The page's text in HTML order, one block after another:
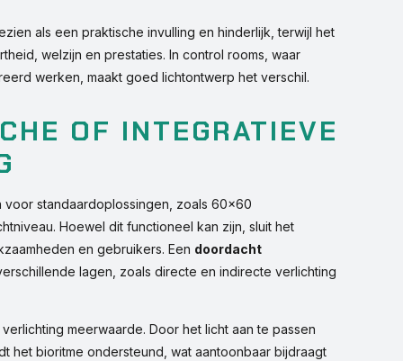
als een praktische invulling en hinderlijk, terwijl het
welzijn en prestaties. In control rooms, waar
werken, maakt goed lichtontwerp het verschil.
OF INTEGRATIEVE
standaardoplossingen, zoals 60×60
Hoewel dit functioneel kan zijn, sluit het
en gebruikers. Een doordacht
lagen, zoals directe en indirecte verlichting
meerwaarde. Door het licht aan te passen
het bioritme ondersteund, wat aantoonbaar bijdraagt